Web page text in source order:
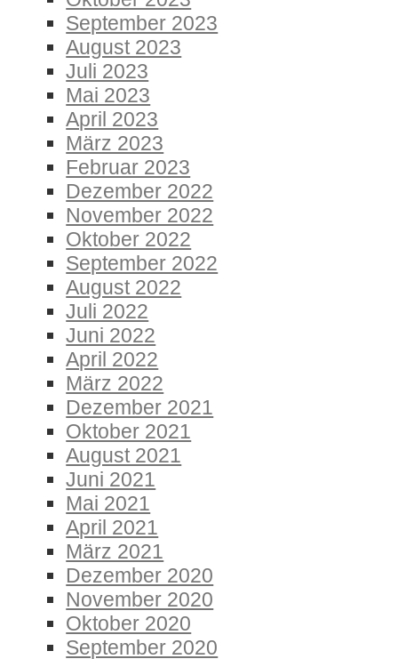
September 2023
August 2023
Juli 2023
Mai 2023
April 2023
März 2023
Februar 2023
Dezember 2022
November 2022
Oktober 2022
September 2022
August 2022
Juli 2022
Juni 2022
April 2022
März 2022
Dezember 2021
Oktober 2021
August 2021
Juni 2021
Mai 2021
April 2021
März 2021
Dezember 2020
November 2020
Oktober 2020
September 2020